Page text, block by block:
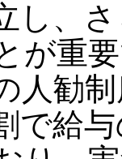
し、
が重
人勧
で給